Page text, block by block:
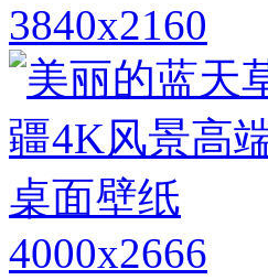
3840x2160
4000x2666